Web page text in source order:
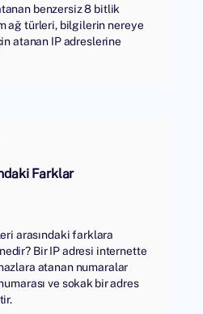
benzersiz 8 bitlik
ağ türleri, bilgilerin nereye
atanan IP adreslerine
Farklar
arasındaki farklara
Bir IP adresi internette
atanan numaralar
ve sokak bir adres